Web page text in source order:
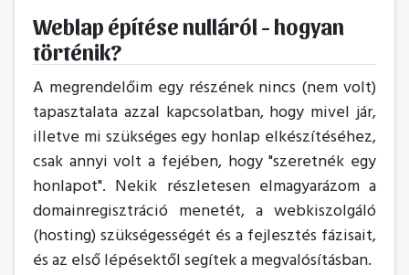
Weblap építése nulláról - hogyan
történik?
A megrendelőim egy részének nincs (nem volt)
tapasztalata azzal kapcsolatban, hogy mivel jár,
illetve mi szükséges egy honlap elkészítéséhez,
csak annyi volt a fejében, hogy "szeretnék egy
honlapot". Nekik részletesen elmagyarázom a
domainregisztráció menetét, a webkiszolgáló
(hosting) szükségességét és a fejlesztés fázisait,
és az első lépésektől segítek a megvalósításban.